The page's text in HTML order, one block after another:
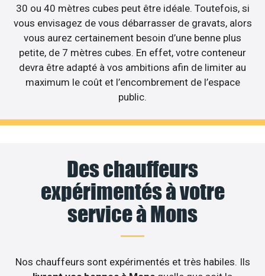
30 ou 40 mètres cubes peut être idéale. Toutefois, si
vous envisagez de vous débarrasser de gravats, alors
vous aurez certainement besoin d’une benne plus
petite, de 7 mètres cubes. En effet, votre conteneur
devra être adapté à vos ambitions afin de limiter au
maximum le coût et l’encombrement de l’espace
public.
Des chauffeurs
expérimentés à votre
service à Mons
Nos chauffeurs sont expérimentés et très habiles. Ils